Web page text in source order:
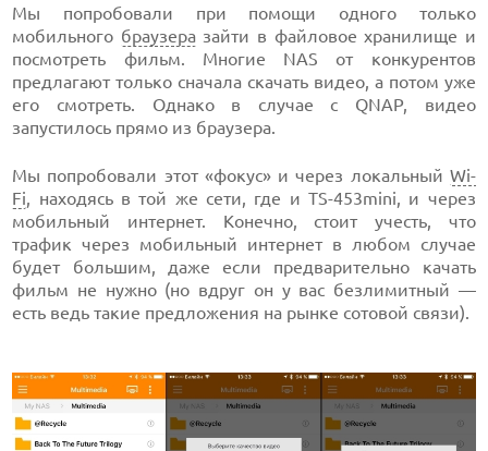
Мы попробовали при помощи одного только
мобильного браузеразайти в файловое хранилище и
посмотреть фильм. Многие NAS от конкурентов
предлагают только сначала скачать видео, а потом уже
его смотреть. Однако в случае с QNAP, видео
запустилось прямо из браузера.
Мы попробовали этот «фокус» и через локальный Wi-
Fi , находясь в той же сети, где и TS-453mini, и через
мобильный интернет. Конечно, стоит учесть, что
трафик через мобильный интернет в любом случае
будет большим, даже если предварительно качать
фильм не нужно (но вдруг он у вас безлимитный —
есть ведь такие предложения на рынке сотовой связи).